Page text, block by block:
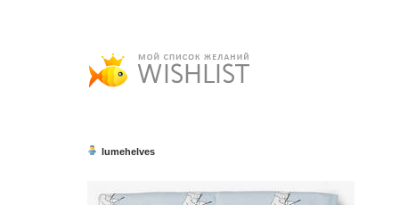
lumehelves